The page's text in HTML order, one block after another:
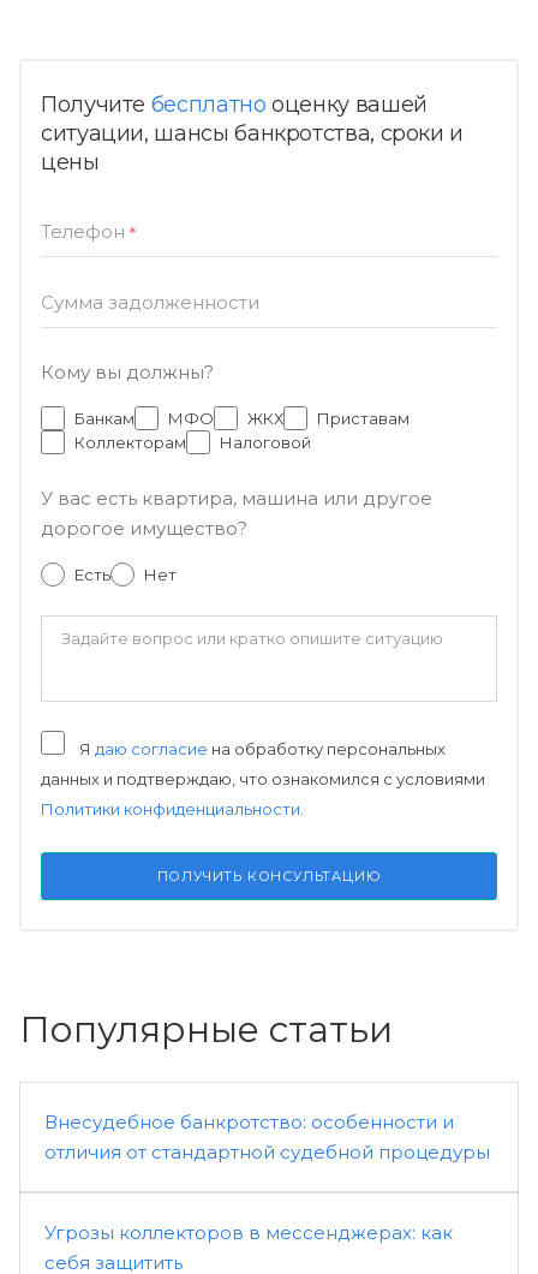
Получите бесплатно оценку вашей
ситуации, шансы банкротства, сроки и
цены
Телефон *
Сумма задолженности
Кому вы должны?
Банкам МФО ЖКХ
Приставам
Коллекторам
Налоговой
У вас есть квартира, машина или другое
дорогое имущество?
Есть Нет
Я даю согласие на обработку персональных
данных и подтверждаю, что ознакомился с условиями
Политики конфиденциальности
ПОЛУЧИТЬ КОНСУЛЬТАЦИЮ
Популярные статьи
Внесудебное банкротство: особенности и
отличия от стандартной судебной процедуры
Угрозы коллекторов в мессенджерах: как
себя защитить